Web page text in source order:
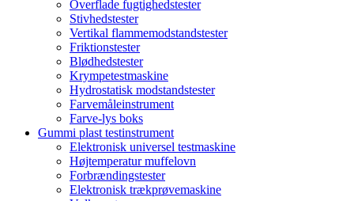
Overflade fugtighedstester
Stivhedstester
Vertikal flammemodstandstester
Friktionstester
Blødhedstester
Krympetestmaskine
Hydrostatisk modstandstester
Farvemåleinstrument
Farve-lys boks
Gummi plast testinstrument
Elektronisk universel testmaskine
Højtemperatur muffelovn
Forbrændingstester
Elektronisk trækprøvemaskine